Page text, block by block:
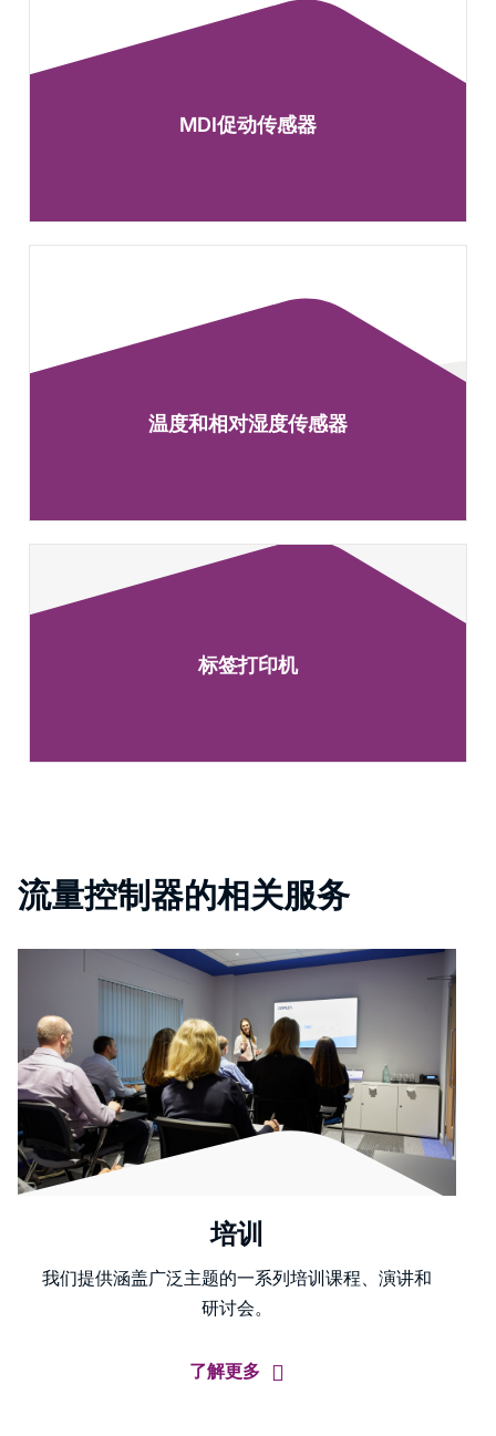
MDI促动传感器
温度和相对湿度传感器
标签打印机
流量控制器的相关服务
培训
我们提供涵盖广泛主题的一系列培训课程、演讲和
研讨会。
了解更多